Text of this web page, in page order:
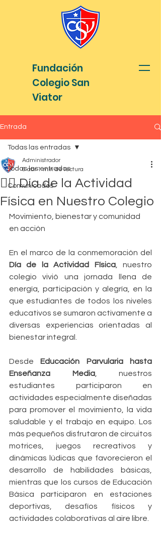
Fundación
Colegio San
Viator
Entrada
Todas las entradas
Comunicados
Todas las entradas
🏃‍♂️ Día de la Actividad
Física en Nuestro Colegio
Administrador
6 abr 1 min de lectura
Movimiento, bienestar y comunidad
en acción
Día de la Actividad Física, nuestro
colegio vivió una jornada llena de
energía, participación y alegría, en la
que estudiantes de todos los niveles
educativos se sumaron activamente a
diversas experiencias orientadas al
bienestar integral.
Desde Educación Parvularia hasta
Enseñanza Media, nuestros
estudiantes participaron en
actividades especialmente diseñadas
para promover el movimiento, la vida
saludable y el trabajo en equipo. Los
más pequeños disfrutaron de circuitos
motrices, juegos recreativos y
dinámicas lúdicas que favorecieron el
desarrollo de habilidades básicas,
mientras que los cursos de Educación
Básica participaron en estaciones
deportivas, desafíos físicos y
actividades colaborativas al aire libre.